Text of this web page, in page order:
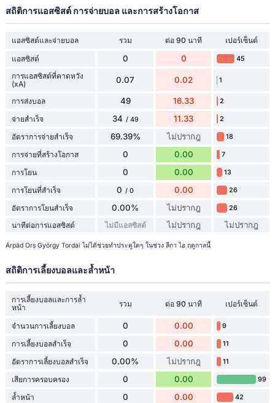
สถิติการแอสซิสต์ การจ่ายบอล และการสร้างโอกาส
แอสซิสต์และจ่ายบอล รวม ต่อ 90 นาที
เปอร์เซ็นต์
แอสซิสต์
0 0 45
การแอสซิสต์ที่คาดหวัง
(xA)
0.07 0.02 1
การส่งบอล 49 16.33 2
จ่ายสำเร็จ 34 / 49 11.33 2
อัตราการจ่ายสำเร็จ 69.39% ไม่ปรากฎ 18
การจ่ายที่สร้างโอกาส 0 0.00 7
การโยน 0 0.00 13
การโยนที่สำเร็จ 0 / 0 0.00 26
อัตราการโยนสำเร็จ 0.00% ไม่ปรากฎ 26
นาทีต่อการแอสซิสต์ ไม่มีแอสซิสต์ ไม่ปรากฎ ไม่ปรากฎ
Árpád Ors György Tordai ไม่ได้ช่วยทำประตูใดๆ ในช่วง ลีกา ไอ ฤดูกาลนี้
สถิติการเลี้ยงบอลและล้ำหน้า
การเลี้ยงบอลและการล้ำ
หน้า
รวม ต่อ 90 นาที เปอร์เซ็นต์
จำนวนการเลี้ยงบอล 0 0.00 9
การเลี้ยงบอลสำเร็จ 0 0.00 11
อัตราการเลี้ยงบอลสำเร็จ 0.00% ไม่ปรากฎ 11
เสียการครอบครอง 0 0.00 99
ล้ำหน้า 0 0.00 42